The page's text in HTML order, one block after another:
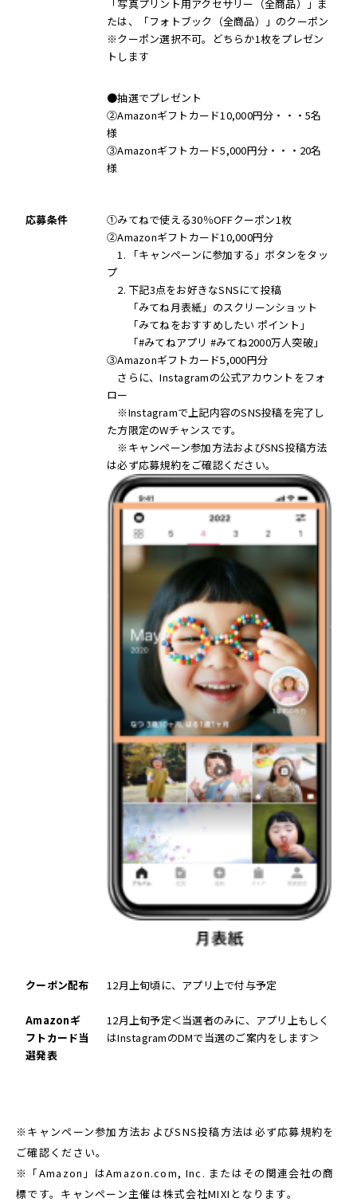
「写真プリント用アクセサリー（全商品）」ま
たは、「フォトブック（全商品）」のクーポン
※クーポン選択不可。どちらか1枚をプレゼン
トします
●抽選でプレゼント
②Amazonギフトカード10,000円分・・・5名
様
③Amazonギフトカード5,000円分・・・20名
様
応募条件
①みてねで使える30％OFFクーポン1枚
②Amazonギフトカード10,000円分
1. 「キャンペーンに参加する」ボタンをタッ
プ
2. 下記3点をお好きなSNSにて投稿
「みてね月表紙」のスクリーンショット
「みてねをおすすめしたい ポイント」
「#みてねアプリ #みてね2000万人突破」
③Amazonギフトカード5,000円分
さらに、Instagramの公式アカウントをフォ
ロー
※Instagramで上記内容のSNS投稿を完了し
た方限定のWチャンスです。
※キャンペーン参加方法およびSNS投稿方法
は必ず応募規約をご確認ください。
クーポン配布 12月上旬頃に、アプリ上で付与予定
Amazonギ
フトカード当
選発表
12月上旬予定＜当選者のみに、アプリ上もしく
はInstagramのDMで当選のご案内をします＞
※キャンペーン参加方法およびSNS投稿方法は必ず応募規約を
ご確認ください。
※「Amazon」はAmazon.com, Inc. またはその関連会社の商
標です。キャンペーン主催は株式会社MIXIとなります。